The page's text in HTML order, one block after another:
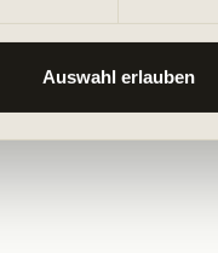
Auswahl erlauben